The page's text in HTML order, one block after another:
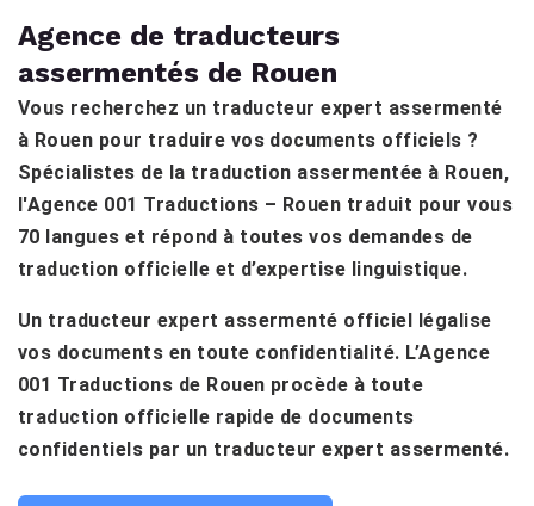
Agence de traducteurs
assermentés de Rouen
Vous recherchez un traducteur expert assermenté
à Rouen pour traduire vos documents officiels ?
Spécialistes de la traduction assermentée à Rouen,
l'Agence 001 Traductions – Rouen traduit pour vous
70 langues et répond à toutes vos demandes de
traduction officielle et d’expertise linguistique.
Un traducteur expert assermenté officiel légalise
vos documents en toute confidentialité. L’Agence
001 Traductions de Rouen procède à toute
traduction officielle rapide de documents
confidentiels par un traducteur expert assermenté.